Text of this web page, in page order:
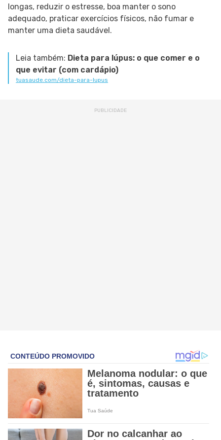
longas, reduzir o estresse, boa manter o sono
adequado, praticar exercícios físicos, não fumar e
manter uma dieta saudável.
Leia também: Dieta para lúpus: o que comer e o
que evitar (com cardápio)
tuasaude.com/dieta-para-lupus